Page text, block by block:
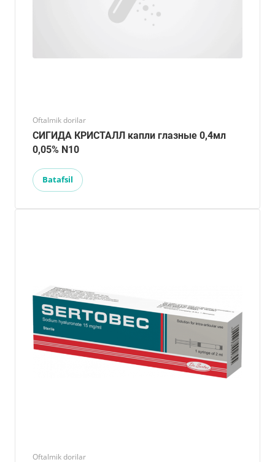
Oftalmik dorilar
СИГИДА КРИСТАЛЛ капли глазные 0,4мл
0,05% N10
Batafsil
Oftalmik dorilar